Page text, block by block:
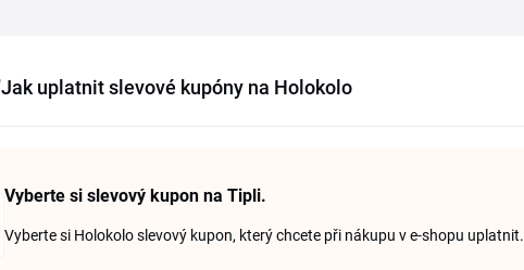
Jak uplatnit slevové kupóny na Holokolo
Vyberte si slevový kupon na Tipli.
Vyberte si Holokolo slevový kupon, který chcete při nákupu v e-shopu uplatnit.